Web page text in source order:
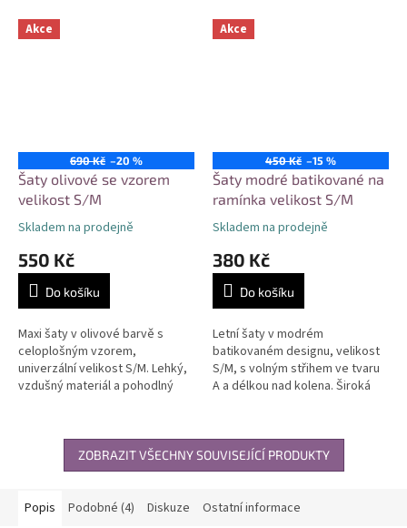
Akce
690 Kč –20 %
Šaty olivové se vzorem
velikost S/M
Skladem na prodejně
550 Kč
Do košíku
Maxi šaty v olivové barvě s
celoplošným vzorem,
univerzální velikost S/M. Lehký,
vzdušný materiál a pohodlný
společenské...
Akce
450 Kč –15 %
Šaty modré batikované na
ramínka velikost S/M
Skladem na prodejně
380 Kč
Do košíku
Letní šaty v modrém
batikovaném designu, velikost
S/M, s volným střihem ve tvaru
A a délkou nad kolena. Široká
Spodní...
ZOBRAZIT VŠECHNY SOUVISEJÍCÍ PRODUKTY
Popis Podobné (4) Diskuze Ostatní informace